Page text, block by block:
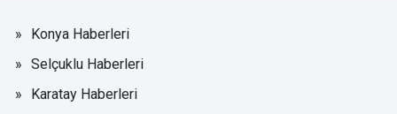
Konya Haberleri
Selçuklu Haberleri
Karatay Haberleri